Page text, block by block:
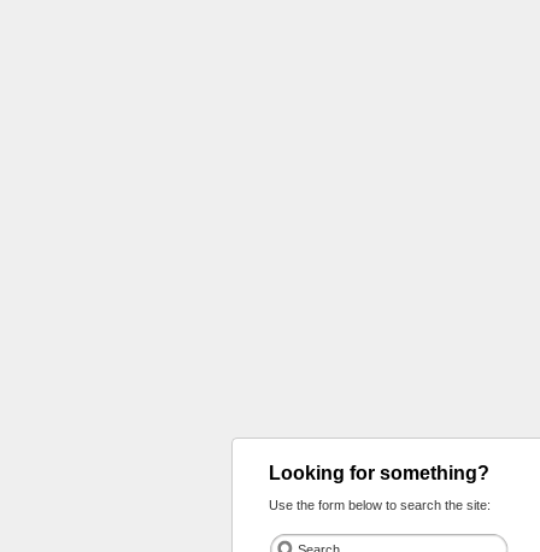
Looking for something?
Use the form below to search the site: